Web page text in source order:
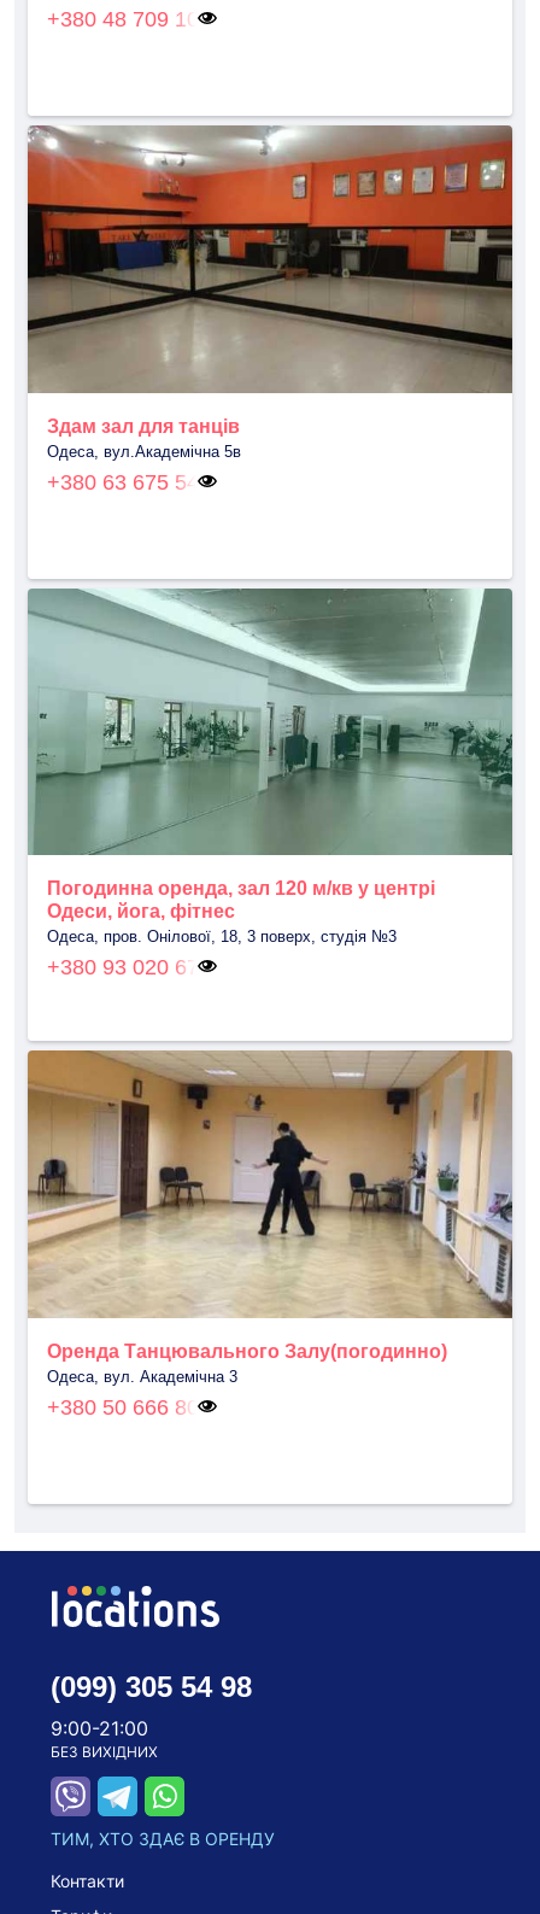
+380 48 709 10
Здам зал для танців
Одеса, вул.Академічна 5в
+380 63 675 54
Погодинна оренда, зал 120 м/кв у центрі
Одеси, йога, фітнес
Одеса, пров. Онілової, 18, 3 поверх, студія №3
+380 93 020 67
Оренда Танцювального Залу(погодинно)
Одеса, вул. Академічна 3
+380 50 666 80
(099) 305 54 98
9:00-21:00
БЕЗ ВИХІДНИХ
ТИМ, ХТО ЗДАЄ В ОРЕНДУ
Контакти